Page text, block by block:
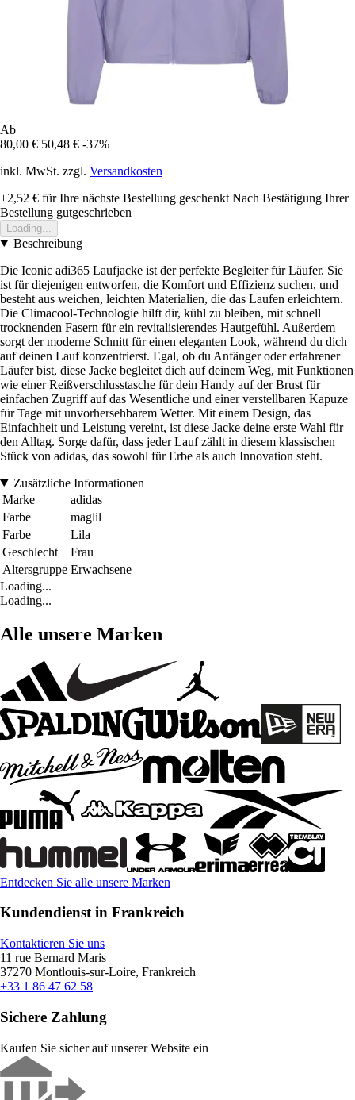
Ab
80,00 € 50,48 € -37%
inkl. MwSt. zzgl. Versandkosten
+2,52 € für Ihre nächste Bestellung geschenkt Nach Bestätigung Ihrer
Bestellung gutgeschrieben
Loading...
Beschreibung
Die Iconic adi365 Laufjacke ist der perfekte Begleiter für Läufer. Sie
ist für diejenigen entworfen, die Komfort und Effizienz suchen, und
besteht aus weichen, leichten Materialien, die das Laufen erleichtern.
Die Climacool-Technologie hilft dir, kühl zu bleiben, mit schnell
trocknenden Fasern für ein revitalisierendes Hautgefühl. Außerdem
sorgt der moderne Schnitt für einen eleganten Look, während du dich
auf deinen Lauf konzentrierst. Egal, ob du Anfänger oder erfahrener
Läufer bist, diese Jacke begleitet dich auf deinem Weg, mit Funktionen
wie einer Reißverschlusstasche für dein Handy auf der Brust für
einfachen Zugriff auf das Wesentliche und einer verstellbaren Kapuze
für Tage mit unvorhersehbarem Wetter. Mit einem Design, das
Einfachheit und Leistung vereint, ist diese Jacke deine erste Wahl für
den Alltag. Sorge dafür, dass jeder Lauf zählt in diesem klassischen
Stück von adidas, das sowohl für Erbe als auch Innovation steht.
Zusätzliche Informationen
Marke
adidas
Farbe
maglil
Farbe
Lila
Geschlecht
Frau
Altersgruppe Erwachsene
Loading...
Loading...
Alle unsere Marken
Entdecken Sie alle unsere Marken
Kundendienst in Frankreich
Kontaktieren Sie uns
11 rue Bernard Maris
37270 Montlouis-sur-Loire, Frankreich
+33 1 86 47 62 58
Sichere Zahlung
Kaufen Sie sicher auf unserer Website ein